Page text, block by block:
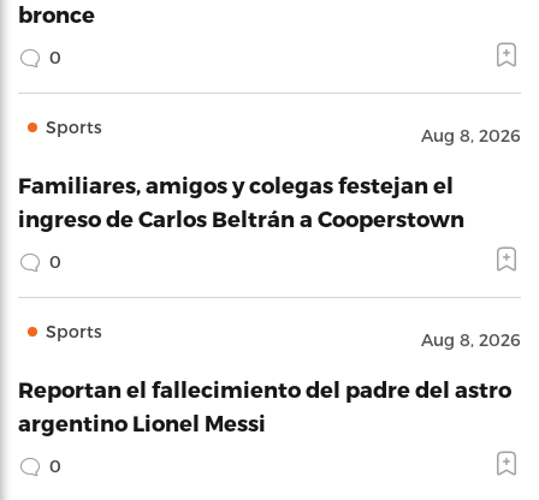
bronce
0
Sports Aug 8, 2026
Familiares, amigos y colegas festejan el
ingreso de Carlos Beltrán a Cooperstown
0
Sports Aug 8, 2026
Reportan el fallecimiento del padre del astro
argentino Lionel Messi
0